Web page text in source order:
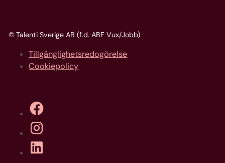
© Talenti Sverige AB (f.d. ABF Vux/Jobb)
Tillgänglighetsredogörelse
Cookiepolicy